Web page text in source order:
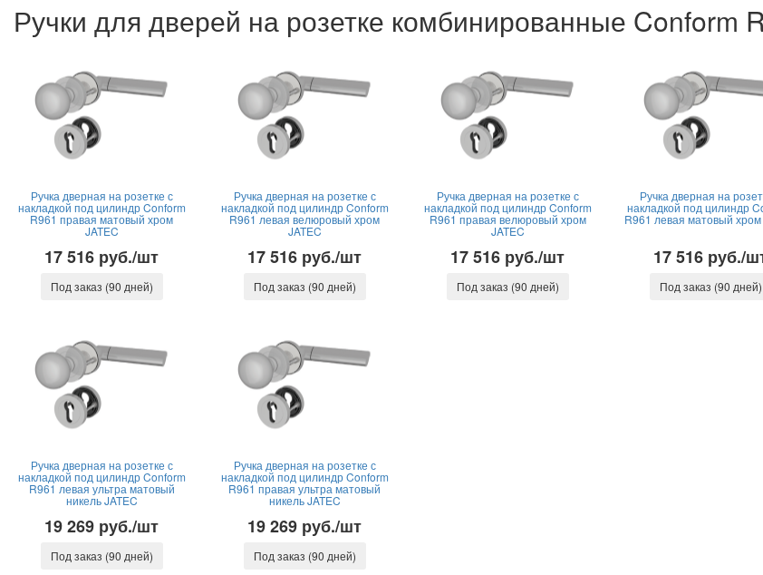
Ручки для дверей на розетке комбинированные Conform
Ручка дверная на розетке с
накладкой под цилиндр Conform
R961 правая матовый хром
JATEC
17 516 руб./шт
Под заказ (90 дней)
Ручка дверная на розетке с
накладкой под цилиндр Conform
R961 левая велюровый хром
JATEC
17 516 руб./шт
Под заказ (90 дней)
Ручка дверная на розетке с
накладкой под цилиндр Conform
R961 правая велюровый хром
JATEC
17 516 руб./шт
Под заказ (90 дней)
Ручка дверная на
накладкой под цилиндр
R961 левая матовый хром
17 516 руб./
Под заказ (90 дней)
Ручка дверная на розетке с
накладкой под цилиндр Conform
R961 левая ультра матовый
никель JATEC
19 269 руб./шт
Под заказ (90 дней)
Ручка дверная на розетке с
накладкой под цилиндр Conform
R961 правая ультра матовый
никель JATEC
19 269 руб./шт
Под заказ (90 дней)